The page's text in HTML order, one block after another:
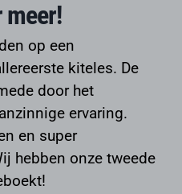
meer!
op een
kiteles. De
door het
ervaring.
en super
hebben onze tweede